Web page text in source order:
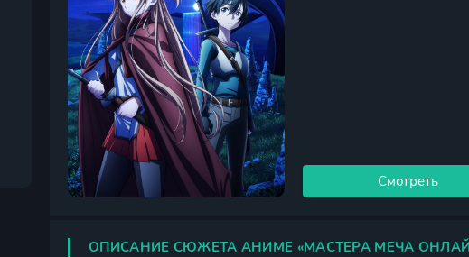
Смотреть
ОПИСАНИЕ СЮЖЕТА АНИМЕ «МАСТЕРА МЕЧА